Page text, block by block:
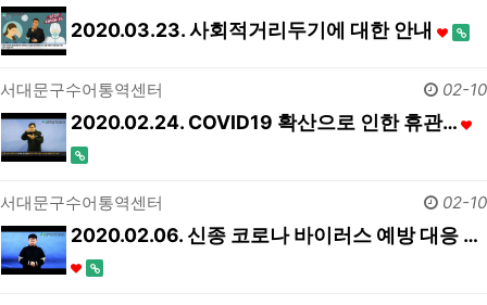
2020.03.23. 사회적거리두기에 대한 안내
서대문구수어통역센터 02-10
2020.02.24. COVID19 확산으로 인한 휴관…
서대문구수어통역센터 02-10
2020.02.06. 신종 코로나 바이러스 예방 대응 …